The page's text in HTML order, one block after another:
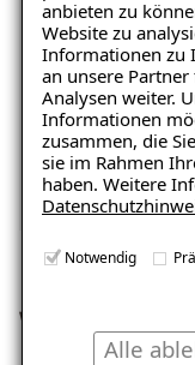
anbieten zu
Website zu
Informationen zu
an unsere
Analysen weiter.
Informationen
zusammen, die
sie im Rahmen
haben. Weitere
Notwendig
Alle
Balkon
Wir sind